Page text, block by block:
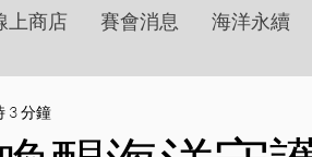
上商店 賽會消息 海洋永續
3 分鐘